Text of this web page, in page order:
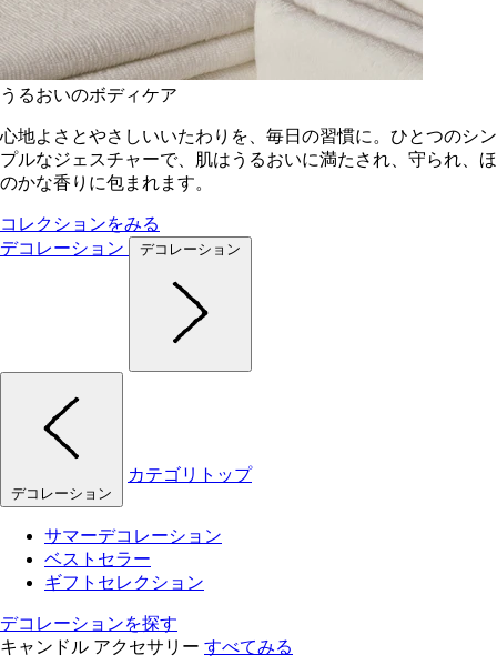
うるおいのボディケア
心地よさとやさしいいたわりを、毎日の習慣に。ひとつのシン
プルなジェスチャーで、肌はうるおいに満たされ、守られ、ほ
のかな香りに包まれます。
コレクションをみる
デコレーション
デコレーション
デコレーション
カテゴリトップ
サマーデコレーション
ベストセラー
ギフトセレクション
デコレーションを探す
キャンドル アクセサリー すべてみる